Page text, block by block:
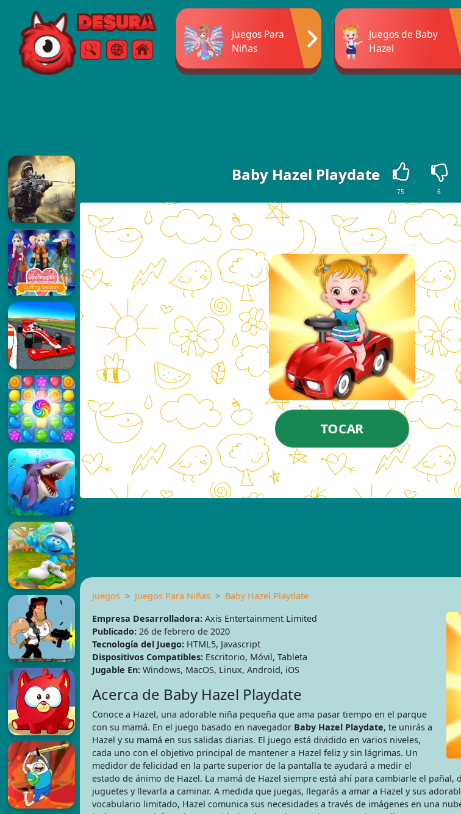
Free Online Games
BuscarMenú
Juegos Para
Niñas
Juegos de Baby
Hazel
Baby Hazel Playdate
75 6
TOCAR
Juegos Juegos Para Niñas
Baby Hazel Playdate
Empresa Desarrolladora:Axis Entertainment Limited
Publicado:26 de febrero de 2020
Tecnología del Juego:HTML5, Javascript
Dispositivos Compatibles:Escritorio, Móvil, Tableta
Jugable En:Windows, MacOS, Linux, Android, iOS
Acerca de Baby Hazel Playdate
Conoce a Hazel, una adorable niña pequeña que ama pasar tiempo en el parque
con su mamá. En el juego basado en navegador Baby Hazel Playdate, te unirás a
Hazel y su mamá en sus salidas diarias. El juego está dividido en varios niveles,
cada uno con el objetivo principal de mantener a Hazel feliz y sin lágrimas. Un
medidor de felicidad en la parte superior de la pantalla te ayudará a medir el
estado de ánimo de Hazel. La mamá de Hazel siempre está ahí para cambiarle el pañal,
juguetes y llevarla a caminar. A medida que juegas, llegarás a amar a Hazel y sus
vocabulario limitado, Hazel comunica sus necesidades a través de imágenes en una